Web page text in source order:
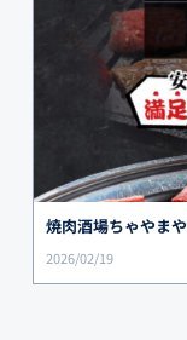
焼肉酒場ちゃやまや
2026/02/19